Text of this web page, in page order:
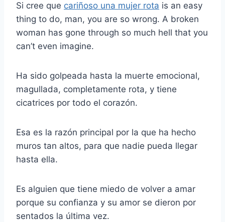
Si cree que cariñoso una mujer rota is an easy
thing to do, man, you are so wrong. A broken
woman has gone through so much hell that you
can’t even imagine.
Ha sido golpeada hasta la muerte emocional,
magullada, completamente rota, y tiene
cicatrices por todo el corazón.
Esa es la razón principal por la que ha hecho
muros tan altos, para que nadie pueda llegar
hasta ella.
Es alguien que tiene miedo de volver a amar
porque su confianza y su amor se dieron por
sentados la última vez.